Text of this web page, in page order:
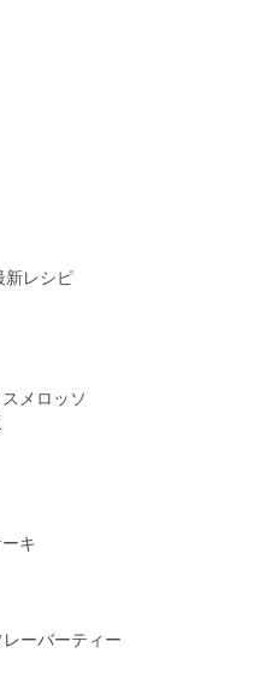
新レシピ
メロッソ
キ
ーバーティー